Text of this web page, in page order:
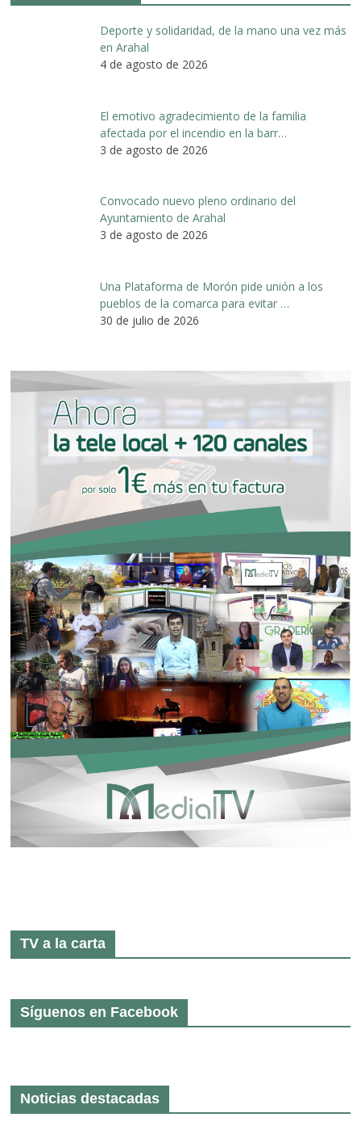
Deporte y solidaridad, de la mano una vez más
en Arahal
4 de agosto de 2026
El emotivo agradecimiento de la familia
afectada por el incendio en la barr…
3 de agosto de 2026
Convocado nuevo pleno ordinario del
Ayuntamiento de Arahal
3 de agosto de 2026
Una Plataforma de Morón pide unión a los
pueblos de la comarca para evitar …
30 de julio de 2026
TV a la carta
Síguenos en Facebook
Noticias destacadas